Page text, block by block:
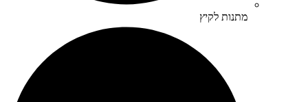
מתנות לקיץ